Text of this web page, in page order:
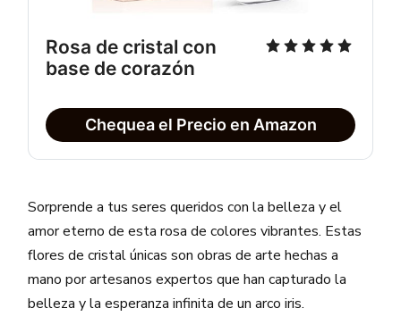
Rosa de cristal con
base de corazón
Chequea el Precio en Amazon
Sorprende a tus seres queridos con la belleza y el
amor eterno de esta rosa de colores vibrantes. Estas
flores de cristal únicas son obras de arte hechas a
mano por artesanos expertos que han capturado la
belleza y la esperanza infinita de un arco iris.